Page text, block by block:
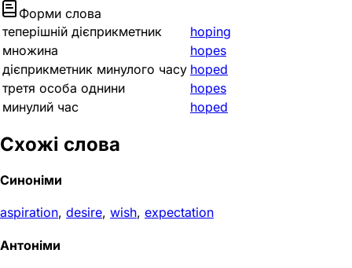
Форми слова
теперішній дієприкметник
hoping
множина
hopes
дієприкметник минулого часу hoped
третя особа однини
hopes
минулий час
hoped
Схожі слова
Синоніми
aspiration, desire, wish, expectation
Антоніми